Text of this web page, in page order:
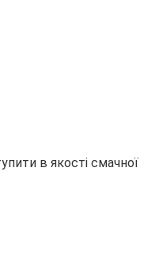
в якості смачної